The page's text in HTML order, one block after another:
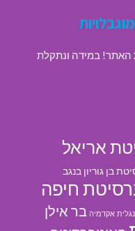
האתר! במידה ונתקלת
אריאל
בן גוריון בנגב
חיפה
אקדמיה בר אילן